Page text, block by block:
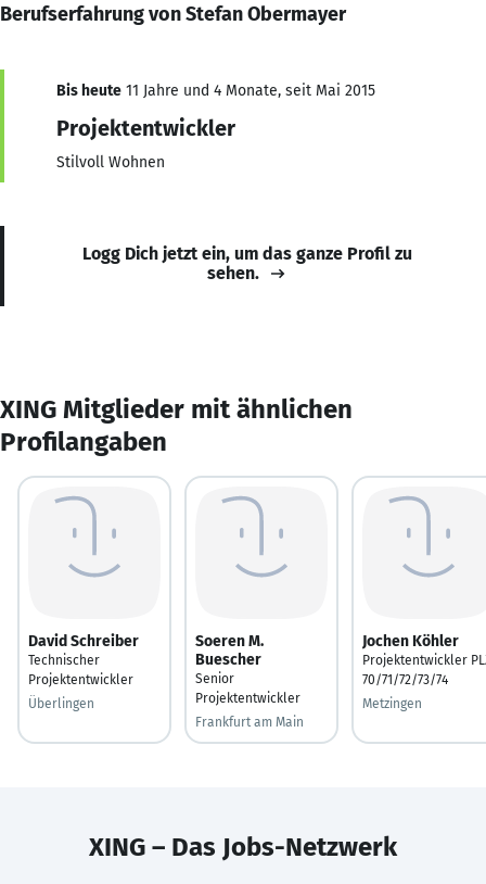
Berufserfahrung von Stefan Obermayer
Bis heute 11 Jahre und 4 Monate, seit Mai 2015
Projektentwickler
Stilvoll Wohnen
Logg Dich jetzt ein, um das ganze Profil zu
sehen.
XING Mitglieder mit ähnlichen
Profilangaben
David Schreiber
Technischer
Projektentwickler
Überlingen
Soeren M.
Buescher
Senior
Projektentwickler
Frankfurt am Main
Jochen Köhler
Projektentwickler
70/71/72/73/74
Metzingen
XING – Das Jobs-Netzwerk